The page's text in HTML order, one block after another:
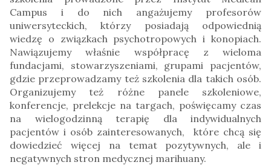
Campus i do nich angażujemy profesorów
uniwersyteckich, którzy posiadają odpowiednią
wiedzę o związkach psychotropowych i konopiach.
Nawiązujemy właśnie współpracę z wieloma
fundacjami, stowarzyszeniami, grupami pacjentów,
gdzie przeprowadzamy też szkolenia dla takich osób.
Organizujemy też różne panele szkoleniowe,
konferencje, prelekcje na targach, poświęcamy czas
na wielogodzinną terapię dla indywidualnych
pacjentów i osób zainteresowanych, które chcą się
dowiedzieć więcej na temat pozytywnych, ale i
negatywnych stron medycznej marihuany.